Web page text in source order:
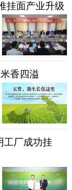
挂面产业升级
香四溢
工厂成功挂